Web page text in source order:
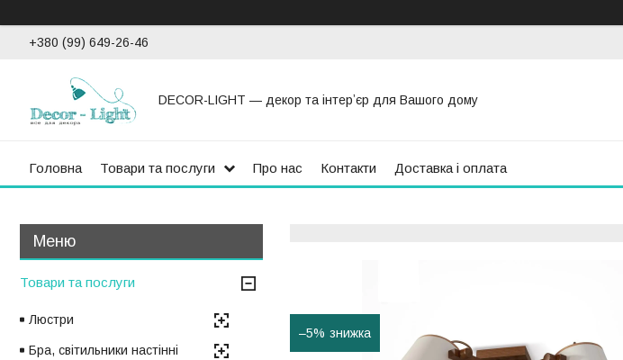
+380 (99) 649-26-46
DECOR-LIGHT — декор та інтерʼєр для Вашого дому
Головна Товари та послуги Про нас Контакти Доставка і оплата
–5%
Товари та послуги
Люстри
Бра, світильники настінні